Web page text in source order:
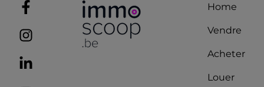
Home
Vendre
Acheter
Louer